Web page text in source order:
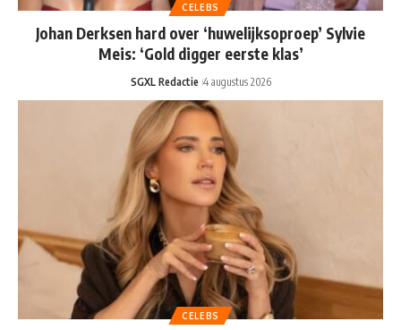
CELEBS
Johan Derksen hard over ‘huwelijksoproep’ Sylvie
Meis: ‘Gold digger eerste klas’
SGXL Redactie 4 augustus 2026
CELEBS